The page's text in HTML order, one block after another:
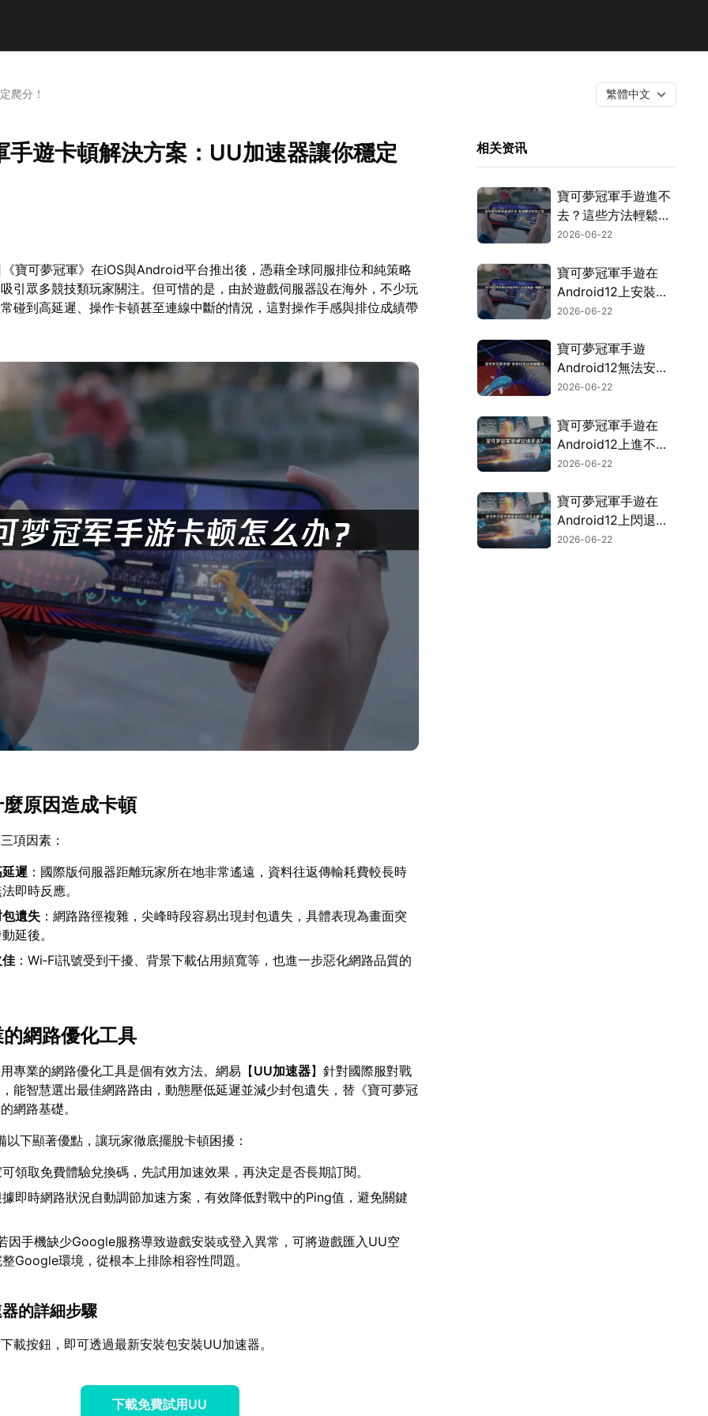
爬分！ 繁體中文
手遊卡頓解決方案：UU加速器讓你穩定
寶可夢冠軍》在iOS與Android平台推出後，憑藉全球同服排位和純策略
引眾多競技類玩家關注。但可惜的是，由於遊戲伺服器設在海外，不少玩
碰到高延遲、操作卡頓甚至連線中斷的情況，這對操作手感與排位成績帶
原因造成卡頓
項因素：
遲 ：國際版伺服器距離玩家所在地非常遙遠，資料往返傳輸耗費較長時
即時反應。
遺失 ：網路路徑複雜，尖峰時段容易出現封包遺失，具體表現為畫面突
延後。
：Wi‑Fi訊號受到干擾、背景下載佔用頻寬等，也進一步惡化網路品質的
網路優化工具
專業的網路優化工具是個有效方法。網易【UU加速器】針對國際服對戰
能智慧選出最佳網路路由，動態壓低延遲並減少封包遺失，替《寶可夢冠
網路基礎。
以下顯著優點，讓玩家徹底擺脫卡頓困擾：
領取免費體驗兌換碼，先試用加速效果，再決定是否長期訂閱。
即時網路狀況自動調節加速方案，有效降低對戰中的Ping值，避免關鍵
因手機缺少Google服務導致遊戲安裝或登入異常，可將遊戲匯入UU空
Google環境，從根本上排除相容性問題。
的詳細步驟
載按鈕，即可透過最新安裝包安裝UU加速器。
下載免費試用UU
相关资讯
寶可夢冠軍手遊進不
去？這些方法輕鬆搞
定！
2026-06-22
寶可夢冠軍手遊在
Android12上安裝失
敗？透過UU加速器
用，就能輕鬆搞定！
2026-06-22
寶可夢冠軍手遊
Android12無法安
裝？UU空間幫你輕
2026-06-22
寶可夢冠軍手遊在
Android12上進不
去？快速解決攻略！
2026-06-22
寶可夢冠軍手遊在
Android12上閃退？
完整修復攻略！
2026-06-22